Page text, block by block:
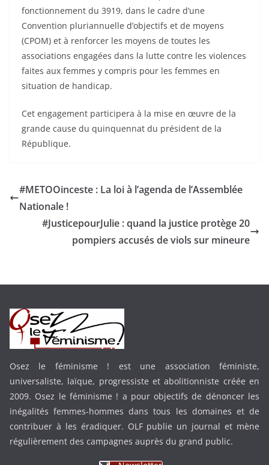
fonctionnement du 3919, dans le cadre d’une
Convention pluriannuelle d’objectifs et de moyens
(CPOM) et à renforcer les moyens de toutes les
associations engagées dans la lutte contre les violences
faites aux femmes y compris pour les femmes en
situation de handicap.
Cet engagement participera à la mise en œuvre de la
grande cause du quinquennat du président de la
République.
#METOOinceste : La loi à l’agenda de l’Assemblée
Nationale !
#JusticepourJulie : quand la justice protège 20
pompiers accusés de viols sur mineure
Osez le féminisme ! est une association féministe,
universaliste, laïque, progressiste et abolitionniste créée en
2009. Osez le féminisme ! a pour objectifs de dénoncer les
inégalités femmes-hommes dans tous les domaines et de
contribuer à les éradiquer. OLF publie un journal et mène
régulièrement des campagnes auprès du grand public.